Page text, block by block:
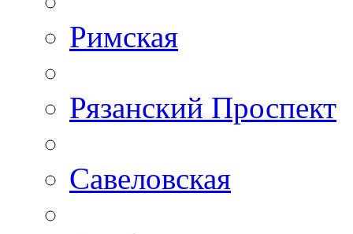
Римская
Рязанский Проспект
Савеловская